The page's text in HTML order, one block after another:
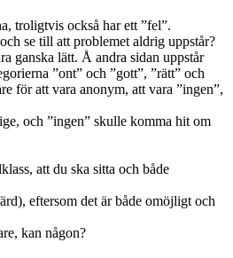
troligtvis också har ett ”fel”.
se till att problemet aldrig uppstår?
ganska lätt. Å andra sidan uppstår
”ont” och ”gott”, ”rätt” och
för att vara anonym, att vara ”ingen”,
och ”ingen” skulle komma hit om
att du ska sitta och både
eftersom det är både omöjligt och
kan någon?